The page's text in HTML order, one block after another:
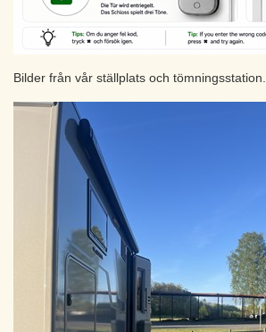
Bilder från vår ställplats och tömningsstation.